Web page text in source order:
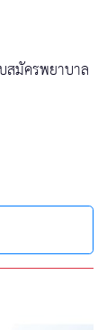
สมัครพยาบาล